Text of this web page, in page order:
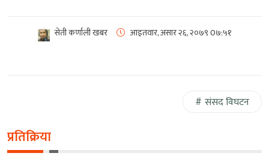
सेती कर्णाली खबर आइतवार, असार २६, २०७९0७:५१
संसद विघटन
प्रतिक्रिया